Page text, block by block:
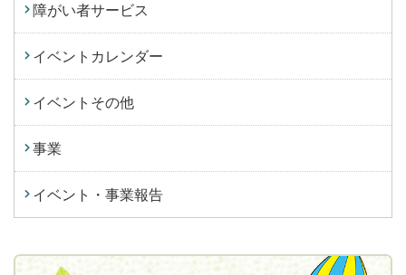
障がい者サービス
イベントカレンダー
イベントその他
事業
イベント・事業報告